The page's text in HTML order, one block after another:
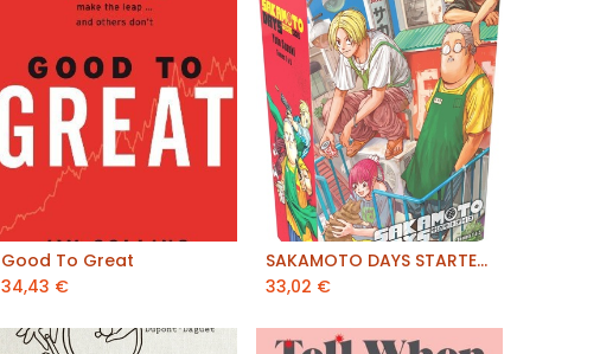
ajouter au panier
Good To Great
34,43 €
ajouter au panier
SAKAMOTO DAYS STARTER BOX (TOM
33,02 €